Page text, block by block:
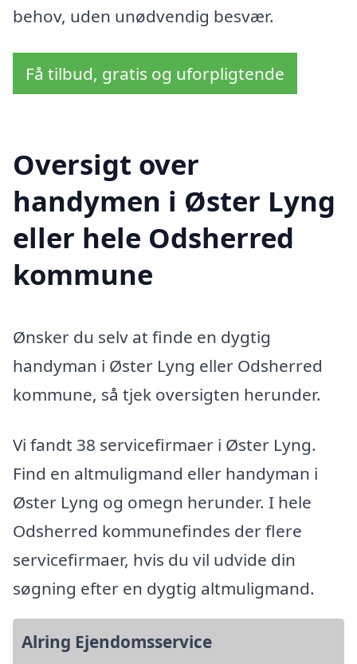
behov, uden unødvendig besvær.
Få tilbud, gratis og uforpligtende
Oversigt over
handymen i Øster Lyng
eller hele Odsherred
kommune
Ønsker du selv at finde en dygtig
handyman i Øster Lyng eller Odsherred
kommune, så tjek oversigten herunder.
Vi fandt 38 servicefirmaer i Øster Lyng.
Find en altmuligmand eller handyman i
Øster Lyng og omegn herunder. I hele
Odsherred kommunefindes der flere
servicefirmaer, hvis du vil udvide din
søgning efter en dygtig altmuligmand.
Alring Ejendomsservice